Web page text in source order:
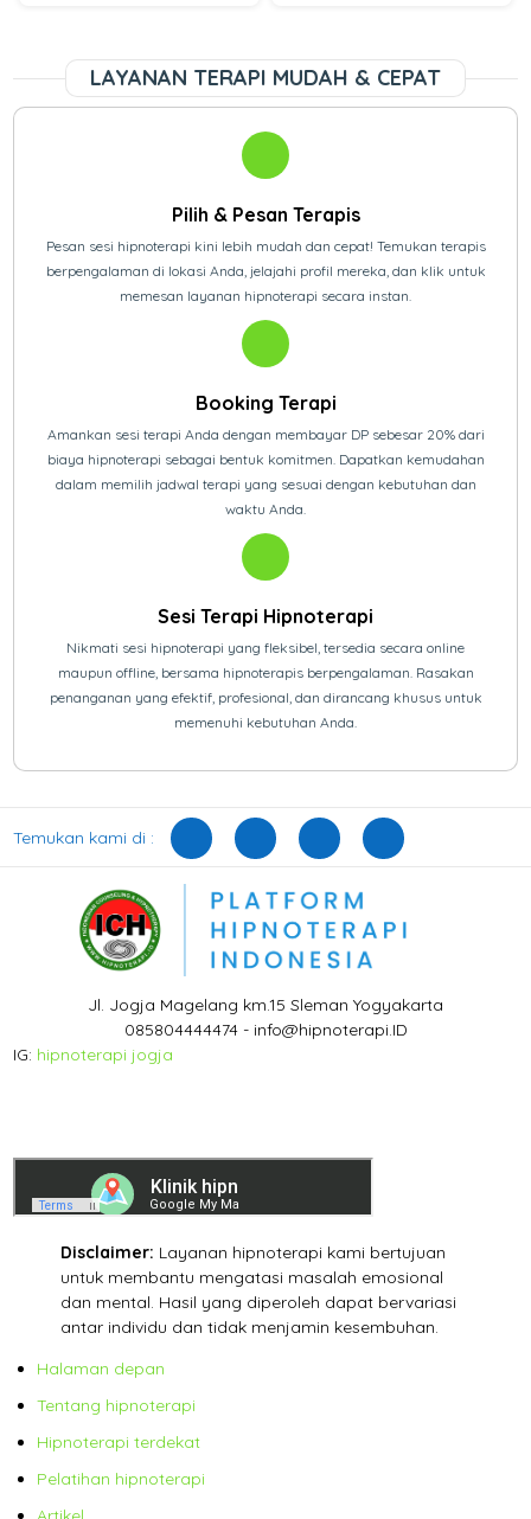
LAYANAN TERAPI MUDAH & CEPAT
Pilih & Pesan Terapis
Pesan sesi hipnoterapi kini lebih mudah dan cepat! Temukan terapis
berpengalaman di lokasi Anda, jelajahi profil mereka, dan klik untuk
memesan layanan hipnoterapi secara instan.
Booking Terapi
Amankan sesi terapi Anda dengan membayar DP sebesar 20% dari
biaya hipnoterapi sebagai bentuk komitmen. Dapatkan kemudahan
dalam memilih jadwal terapi yang sesuai dengan kebutuhan dan
waktu Anda.
Sesi Terapi Hipnoterapi
Nikmati sesi hipnoterapi yang fleksibel, tersedia secara online
maupun offline, bersama hipnoterapis berpengalaman. Rasakan
penanganan yang efektif, profesional, dan dirancang khusus untuk
memenuhi kebutuhan Anda.
Temukan kami di :
Jl. Jogja Magelang km.15 Sleman Yogyakarta
085804444474 - info@hipnoterapi.ID
IG: hipnoterapi jogja
Disclaimer: Layanan hipnoterapi kami bertujuan
untuk membantu mengatasi masalah emosional
dan mental. Hasil yang diperoleh dapat bervariasi
antar individu dan tidak menjamin kesembuhan.
Halaman depan
Tentang hipnoterapi
Hipnoterapi terdekat
Pelatihan hipnoterapi